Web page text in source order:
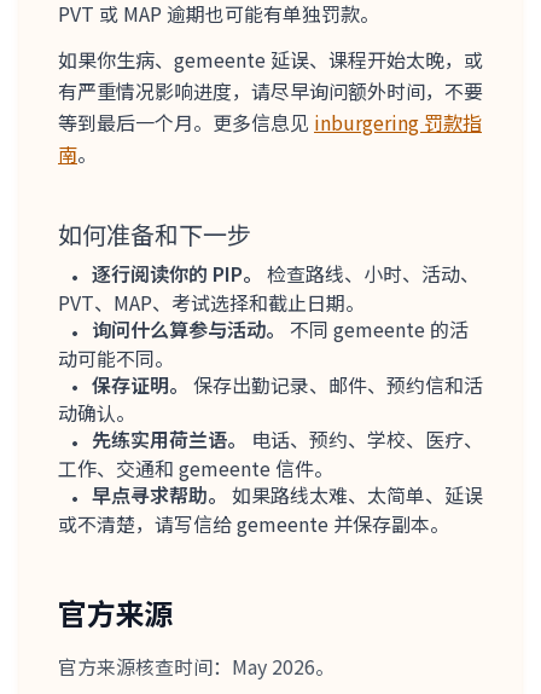
PVT 或 MAP 逾期也可能有单独罚款。
如果你生病、gemeente 延误、课程开始太晚，或
有严重情况影响进度，请尽早询问额外时间，不要
等到最后一个月。更多信息见 inburgering 罚款指
南。
如何准备和下一步
逐行阅读你的 PIP。 检查路线、小时、活动、
PVT、MAP、考试选择和截止日期。
询问什么算参与活动。
不同 gemeente 的活
动可能不同。
保存证明。 保存出勤记录、邮件、预约信和活
动确认。
先练实用荷兰语。
电话、预约、学校、医疗、
工作、交通和 gemeente 信件。
早点寻求帮助。 如果路线太难、太简单、延误
或不清楚，请写信给 gemeente 并保存副本。
官方来源
官方来源核查时间：May 2026。